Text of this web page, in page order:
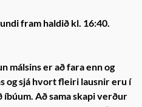
fram haldið kl. 16:40.
málsins er að fara enn og
og sjá hvort fleiri lausnir eru í
Að sama skapi verður